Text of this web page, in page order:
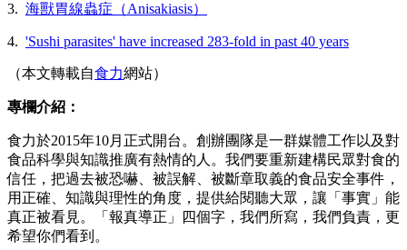
3. 海獸胃線蟲症（Anisakiasis）
4. 'Sushi parasites' have increased 283-fold in past 40 years
（本文轉載自食力網站）
專欄介紹：
食力於2015年10月正式開台。創辦團隊是一群媒體工作以及對
食品科學與知識推廣有熱情的人。我們要重新建構民眾對食的
信任，把過去被恐嚇、被誤解、被斷章取義的食品安全事件，
用正確、知識與理性的角度，提供給閱聽大眾，讓「事實」能
真正被看見。「報真導正」四個字，我們所寫，我們負責，更
希望你們看到。